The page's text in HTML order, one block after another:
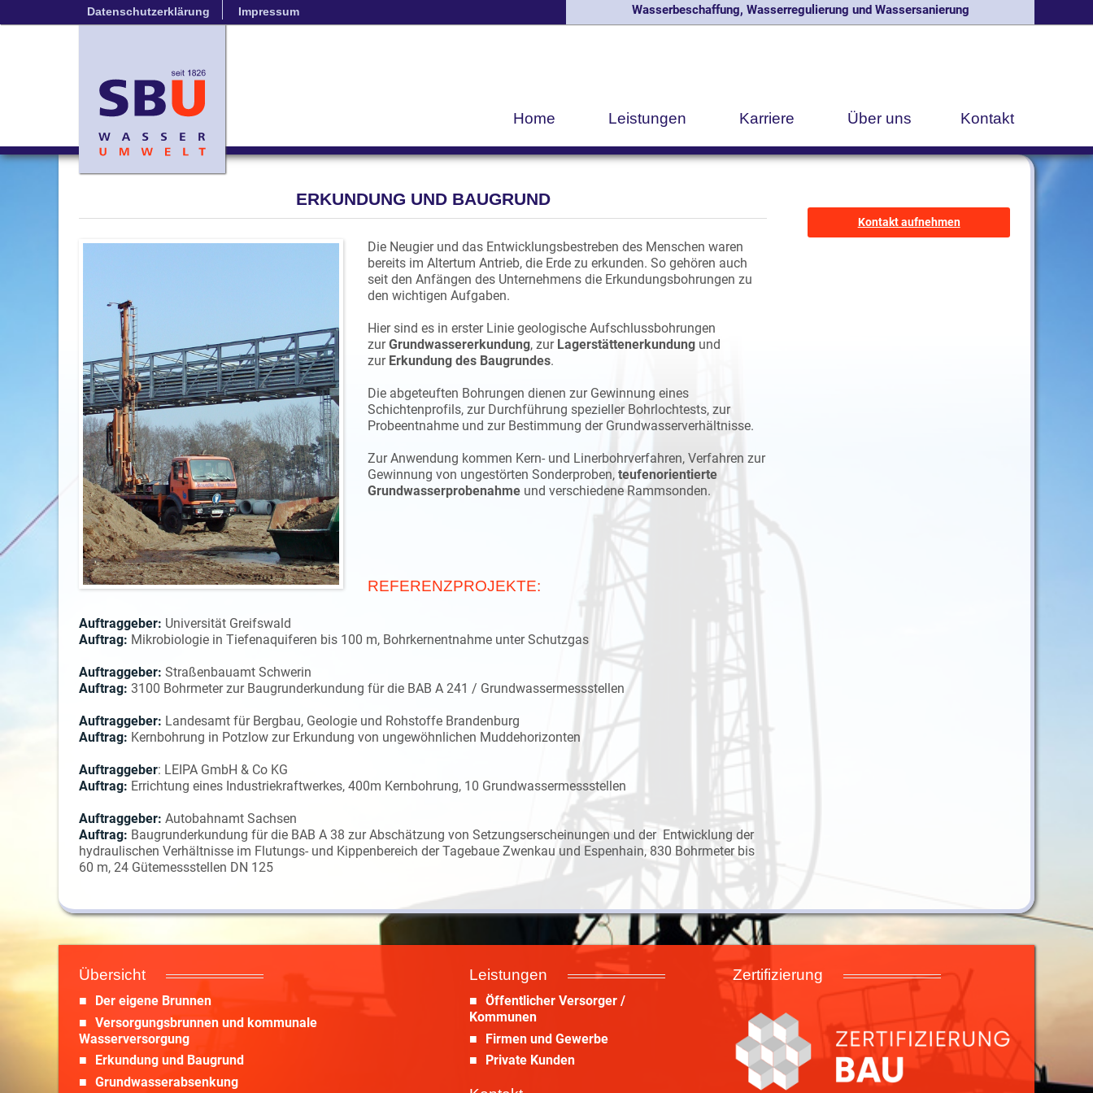
Datenschutzerklärung Impressum Wasserbeschaffung, Wasserregulierung und Wassersanierung
Home Leistungen Karriere Über uns Kontakt
ERKUNDUNG UND BAUGRUND
Die Neugier und das Entwicklungsbestreben des Menschen waren
bereits im Altertum Antrieb, die Erde zu erkunden. So gehören auch
seit den Anfängen des Unternehmens die Erkundungsbohrungen zu
den wichtigen Aufgaben.
Hier sind es in erster Linie geologische Aufschlussbohrungen
zurGrundwassererkundung, zur Lagerstättenerkundung und
zur Erkundung des Baugrundes.
Die abgeteuften Bohrungen dienen zur Gewinnung eines
Schichtenprofils, zur Durchführung spezieller Bohrlochtests, zur
Probeentnahme und zur Bestimmung der Grundwasserverhältnisse.
Zur Anwendung kommen Kern- und Linerbohrverfahren, Verfahren zur
Gewinnung von ungestörten Sonderproben, teufenorientierte
Grundwasserprobenahme und verschiedene Rammsonden.
REFERENZPROJEKTE:
Auftraggeber: Universität Greifswald
Auftrag: Mikrobiologie in Tiefenaquiferen bis 100 m, Bohrkernentnahme unter Schutzgas
Auftraggeber: Straßenbauamt Schwerin
Auftrag: 3100 Bohrmeter zur Baugrunderkundung für die BAB A 241 / Grundwassermessstellen
Auftraggeber: Landesamt für Bergbau, Geologie und Rohstoffe Brandenburg
Auftrag: Kernbohrung in Potzlow zur Erkundung von ungewöhnlichen Muddehorizonten
Auftraggeber: LEIPA GmbH & Co KG
Auftrag: Errichtung eines Industriekraftwerkes, 400m Kernbohrung, 10 Grundwassermessstellen
Auftraggeber: Autobahnamt Sachsen
Auftrag: Baugrunderkundung für die BAB A 38 zur Abschätzung von Setzungserscheinungen und der Entwicklung der
hydraulischen Verhältnisse im Flutungs- und Kippenbereich der Tagebaue Zwenkau und Espenhain, 830 Bohrmeter bis
60 m, 24 Gütemessstellen DN 125
Kontakt aufnehmen
Übersicht
Der eigene Brunnen
Versorgungsbrunnen und kommunale
Wasserversorgung
Erkundung und Baugrund
Grundwasserabsenkung
Leistungen
Öffentlicher Versorger /
Kommunen
Firmen und Gewerbe
Private Kunden
Zertifizierung